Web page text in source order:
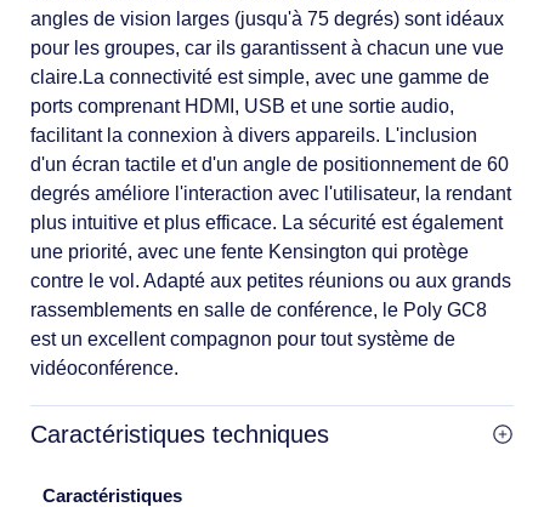
angles de vision larges (jusqu'à 75 degrés) sont idéaux
pour les groupes, car ils garantissent à chacun une vue
claire.La connectivité est simple, avec une gamme de
ports comprenant HDMI, USB et une sortie audio,
facilitant la connexion à divers appareils. L'inclusion
d'un écran tactile et d'un angle de positionnement de 60
degrés améliore l'interaction avec l'utilisateur, la rendant
plus intuitive et plus efficace. La sécurité est également
une priorité, avec une fente Kensington qui protège
contre le vol. Adapté aux petites réunions ou aux grands
rassemblements en salle de conférence, le Poly GC8
est un excellent compagnon pour tout système de
vidéoconférence.
Caractéristiques techniques
Caractéristiques